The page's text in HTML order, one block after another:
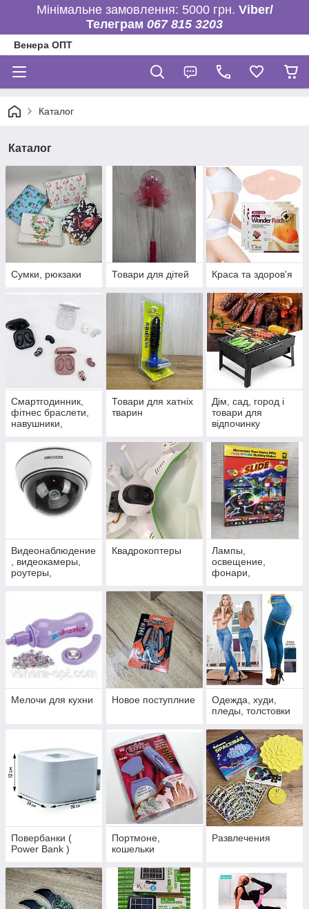
Мінімальне замовлення: 5000 грн. Viber/
Телеграм 067 815 3203
Венера ОПТ
Каталог
Каталог
Сумки, рюкзаки Товари для дітей Краса та здоров'я
Смартгодинник,
фітнес браслети,
навушники,
колонки
Товари для хатніх
тварин
Дім, сад, город і
товари для
відпочинку
Видеонаблюдение
, видеокамеры,
роутеры,
Квадрокоптеры
Лампы,
освещение,
фонари,
Мелочи для кухни Новое поступлние
Одежда, худи,
пледы, толстовки
Повербанки (
Power Bank )
Портмоне,
кошельки
Развлечения